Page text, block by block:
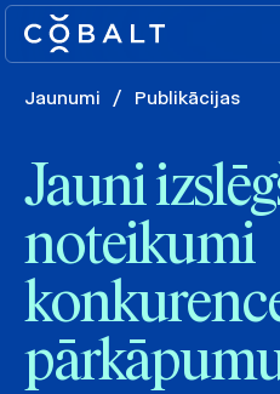
Jaunumi / Publikācijas
Jauni
noteikumi